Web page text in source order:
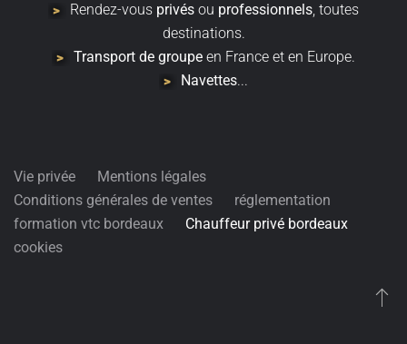
Rendez-vous privés ou professionnels, toutes
destinations.
Transport de groupe en France et en Europe.
Navettes...
Vie privée
Mentions légales
Conditions générales de ventes
réglementation
formation vtc bordeaux
Chauffeur privé bordeaux
cookies